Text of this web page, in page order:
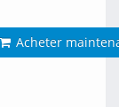
Acheter